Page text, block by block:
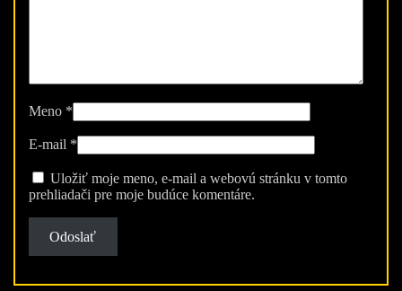
Meno *
E-mail *
Uložiť moje meno, e-mail a webovú stránku v tomto
prehliadači pre moje budúce komentáre.